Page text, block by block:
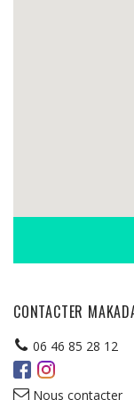
CONTACTER
06 46 85 28 12
Nous contacter